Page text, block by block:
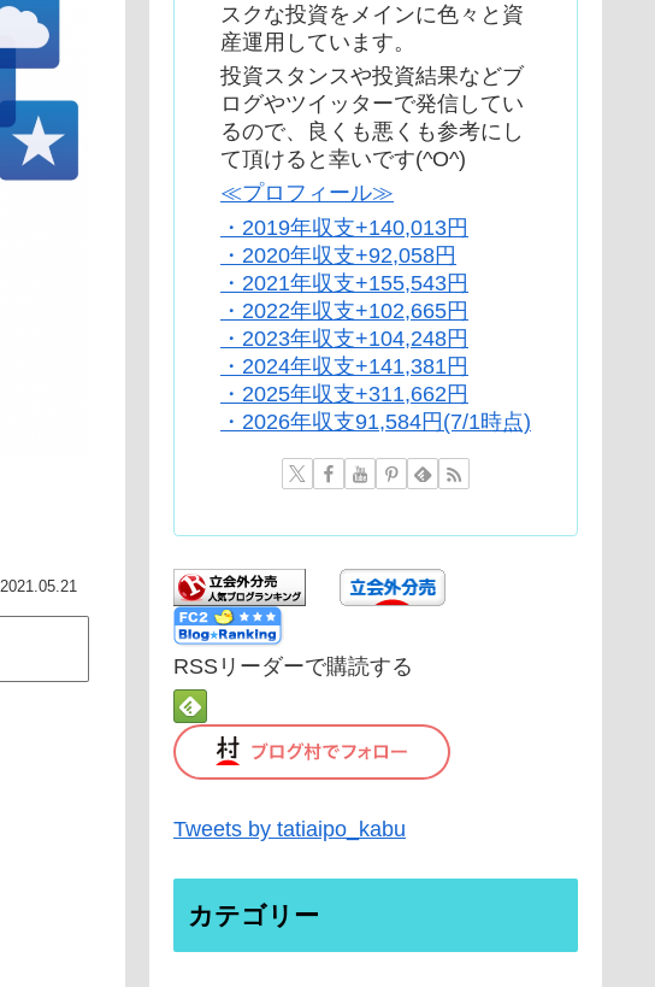
2021.05.21
スクな投資をメインに色々と資
産運用しています。
投資スタンスや投資結果などブ
ログやツイッターで発信してい
るので、良くも悪くも参考にし
て頂けると幸いです(^O^)
≪プロフィール≫
・2019年収支+140,013円
・2020年収支+92,058円
・2021年収支+155,543円
・2022年収支+102,665円
・2023年収支+104,248円
・2024年収支+141,381円
・2025年収支+311,662円
・2026年収支91,584円(7/1時点)
RSSリーダーで購読する
Tweets by tatiaipo_kabu
カテゴリー